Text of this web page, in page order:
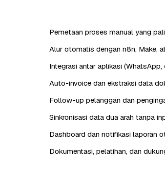
Pemetaan proses manual yang
Alur otomatis dengan n8n, Make,
Integrasi antar aplikasi (WhatsApp,
Auto-invoice dan ekstraksi data
Follow-up pelanggan dan
Sinkronisasi data dua arah tanpa
Dashboard dan notifikasi laporan
Dokumentasi, pelatihan, dan